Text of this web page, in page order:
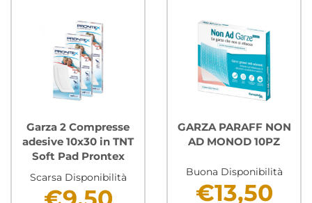
PRONTEX AL
10X25
IN
SOFT
Garza 2 Compresse
adesive 10x30 in TNT
Soft Pad Prontex
Scarsa Disponibilità
GARZA PARAFF NON
AD MONOD 10PZ
Buona Disponibilità
€13,50